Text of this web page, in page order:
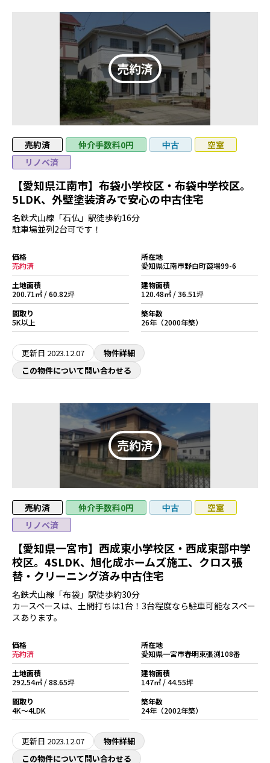
売約済 仲介手数料0円 中古
空室
リノベ済
【愛知県江南市】布袋小学校区・布袋中学校区。
5LDK、外壁塗装済みで安心の中古住宅
名鉄犬山線「石仏」駅徒歩約16分
駐車場並列2台可です！
価格
売約済
所在地
愛知県江南市野白町葭場99-6
土地面積
200.71㎡ / 60.82坪
建物面積
120.48㎡ / 36.51坪
間取り
5K以上
築年数
26年（2000年築）
更新日 2023.12.07
物件詳細
この物件について問い合わせる
売約済 仲介手数料0円 中古
空室
リノベ済
【愛知県一宮市】西成東小学校区・西成東部中学
校区。4SLDK、旭化成ホームズ施工、クロス張
替・クリーニング済み中古住宅
名鉄犬山線「布袋」駅徒歩約30分
カースペースは、土間打ちは1台！3台程度なら駐車可能なスペー
スあります。
価格
売約済
所在地
愛知県一宮市春明東張渕108番
土地面積
292.54㎡ / 88.65坪
建物面積
147㎡ / 44.55坪
間取り
4K～4LDK
築年数
24年（2002年築）
更新日 2023.12.07
物件詳細
この物件について問い合わせる